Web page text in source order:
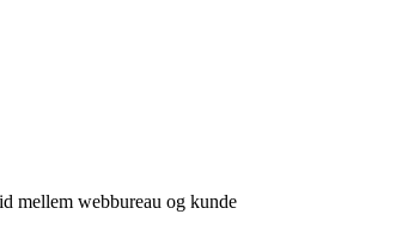
mellem webbureau og kunde